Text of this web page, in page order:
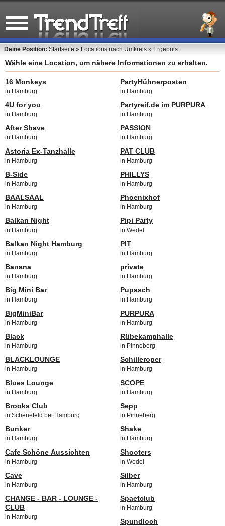
Deine Position: Startseite » Locations nach Umkreis » Ergebnis
Wähle eine Location, um nähere Informationen zu erhalten.
16 Monkeys
in Hamburg
4U for you
in Hamburg
After Shave
in Hamburg
Astoria Ex-Tanzhalle
in Hamburg
B-Side
in Hamburg
BAALSAAL
in Hamburg
Balkan Night
in Hamburg
Balkan Night Hamburg
in Hamburg
Banana
in Hamburg
Big Mini Bar
in Hamburg
BigMiniBar
in Hamburg
Black
in Hamburg
BLACKLOUNGE
in Hamburg
Blues Lounge
in Hamburg
Brooks Club
in Schenefeld bei Hamburg
Bunker
in Hamburg
Cafe Schöne Aussichten
in Hamburg
Cave
in Hamburg
CHANGE - BAR - LOUNGE -
CLUB
in Hamburg
PartyHühnerposten
in Hamburg
Partyreif.de im PURPURA
in Hamburg
PASSION
in Hamburg
PAT CLUB
in Hamburg
PHILLYS
in Hamburg
Phoenixhof
in Hamburg
Pipi Party
in Wedel
PIT
in Hamburg
private
in Hamburg
Pupasch
in Hamburg
PURPURA
in Hamburg
Rübekamphalle
in Pinneberg
Schilleroper
in Hamburg
SCOPE
in Hamburg
Sepp
in Pinneberg
Shake
in Hamburg
Shooters
in Wedel
Silber
in Hamburg
Spaetclub
in Hamburg
Spundloch